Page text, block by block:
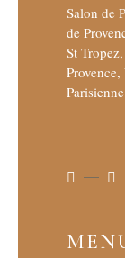
Salon de
de
St